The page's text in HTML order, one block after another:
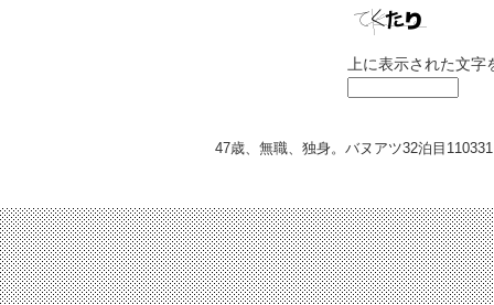
上に表示された文
47歳、無職、独身。バヌアツ32泊目 110331